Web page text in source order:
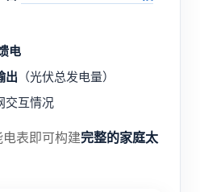
电
出 （光伏总发电量）
交互情况
表即可构建完整的家庭太